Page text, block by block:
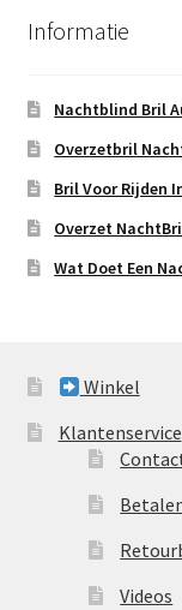
Informatie
Nachtblind Bril
Overzetbril
Bril Voor Rijden
Overzet
Wat Doet Een
Winkel
Klantenservice
Videos